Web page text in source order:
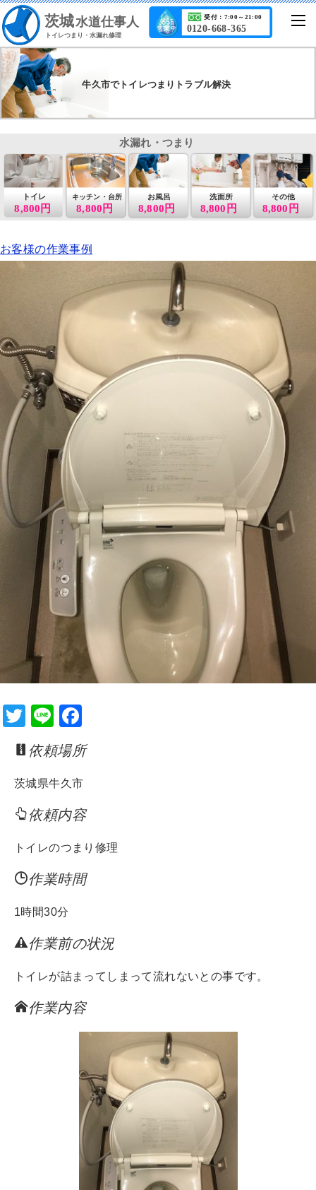
茨城水道仕事人
トイレつまり・水漏れ修理
0120-668-365
受付：7:00～21:00
牛久市でトイレつまりトラブル解決
8,800円
トイレ
8,800円
キッチン・台所 お風呂
8,800円
洗面所
8,800円
その他
8,800円
水漏れ・つまり
お客様の作業事例
T
wi
tt
er
Li
n
e
a
c
e
b
o
o
k
依頼場所
茨城県牛久市
依頼内容
トイレのつまり修理
作業時間
1時間30分
作業前の状況
トイレが詰まってしまって流れないとの事です。
作業内容